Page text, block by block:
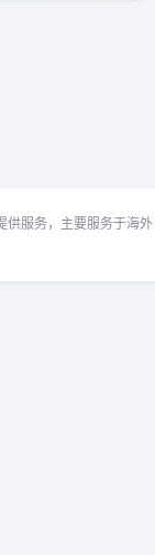
供服务，主要服务于海外